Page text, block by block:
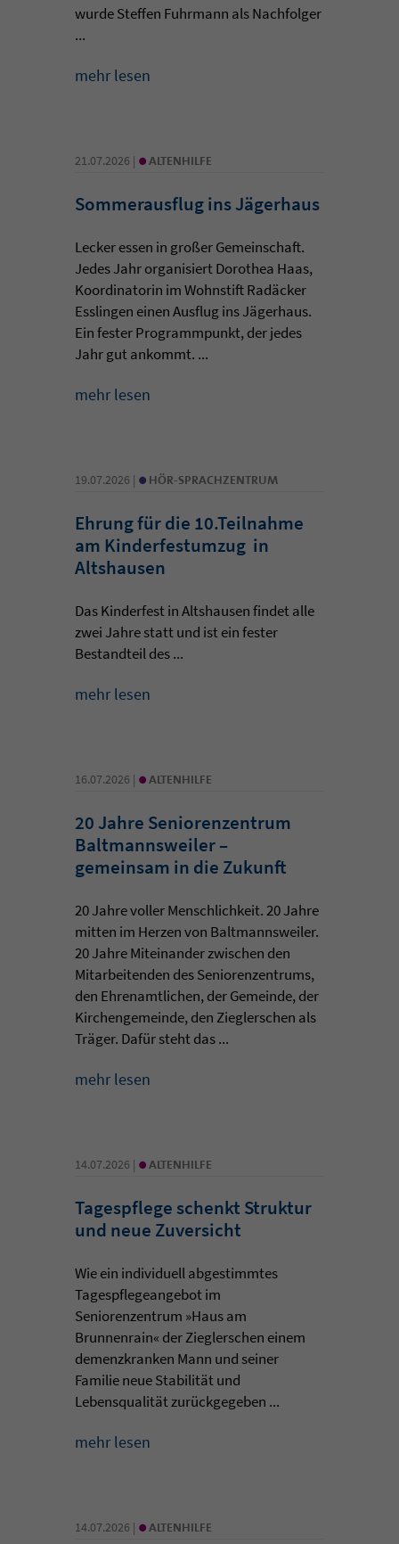
wurde Steffen Fuhrmann als Nachfolger
...
mehr lesen
21.07.2026 | • ALTENHILFE
Sommerausflug ins Jägerhaus
Lecker essen in großer Gemeinschaft.
Jedes Jahr organisiert Dorothea Haas,
Koordinatorin im Wohnstift Radäcker
Esslingen einen Ausflug ins Jägerhaus.
Ein fester Programmpunkt, der jedes
Jahr gut ankommt. ...
mehr lesen
19.07.2026 | • HÖR-SPRACHZENTRUM
Ehrung für die 10.Teilnahme
am Kinderfestumzug in
Altshausen
Das Kinderfest in Altshausen findet alle
zwei Jahre statt und ist ein fester
Bestandteil des ...
mehr lesen
16.07.2026 | • ALTENHILFE
20 Jahre Seniorenzentrum
Baltmannsweiler –
gemeinsam in die Zukunft
20 Jahre voller Menschlichkeit. 20 Jahre
mitten im Herzen von Baltmannsweiler.
20 Jahre Miteinander zwischen den
Mitarbeitenden des Seniorenzentrums,
den Ehrenamtlichen, der Gemeinde, der
Kirchengemeinde, den Zieglerschen als
Träger. Dafür steht das ...
mehr lesen
14.07.2026 | • ALTENHILFE
Tagespflege schenkt Struktur
und neue Zuversicht
Wie ein individuell abgestimmtes
Tagespflegeangebot im
Seniorenzentrum »Haus am
Brunnenrain« der Zieglerschen einem
demenzkranken Mann und seiner
Familie neue Stabilität und
Lebensqualität zurückgegeben ...
mehr lesen
14.07.2026 | • ALTENHILFE